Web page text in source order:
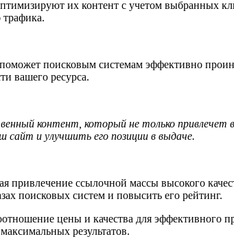
их контент с учетом выбранных
поисковым системам эффективно
вашего ресурса.
контент, который не только
и улучшить его позиции в выдаче.
ссылочной массы высокого
поисковых систем и повысить его рейтинг.
цены и качества для
результатов.